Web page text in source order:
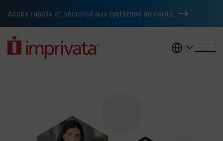
Accès rapide et sécurisé aux systèmes de santé
France